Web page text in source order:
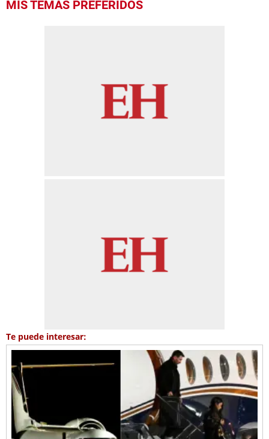
MIS TEMAS PREFERIDOS
Te puede interesar: